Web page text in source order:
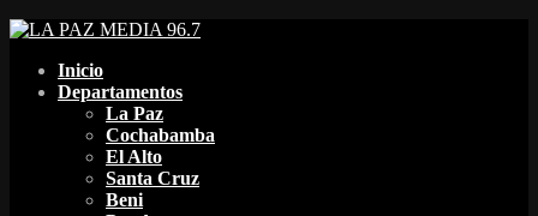
Inicio
Departamentos
La Paz
Cochabamba
El Alto
Santa Cruz
Beni